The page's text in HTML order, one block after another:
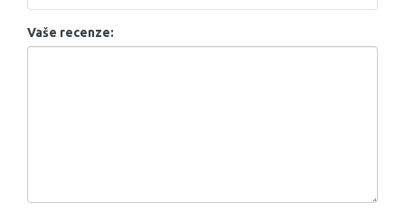
Vaše recenze: